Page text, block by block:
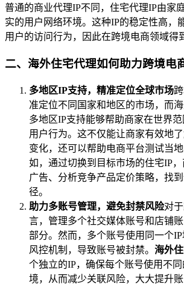
普通的商业代理IP不同，住宅代理IP由家
实的用户网络环境。这种IP的稳定性高，
用户的访问行为，因此在跨境电商领域得
二、海外住宅代理如何助力跨境电
多地区IP支持，精准定位全球市场
准定位不同国家和地区的市场，而
多地区IP支持能够帮助商家在世界
用户行为。这不仅能让商家有效地
变化，还可以帮助电商平台测试当
如，通过切换到目标市场的住宅IP
广告、分析竞争产品定价策略，找
径。
助力多账号管理，避免封禁风险对
言，管理多个社交媒体账号和店铺
部分。然而，多个账号使用同一个
风控机制，导致账号被封禁。 海外
个独立的IP，确保每个账号使用不
境，从而减少关联风险，大大提升账